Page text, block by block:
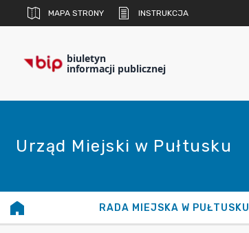
MAPA STRONY INSTRUKCJA
biuletyn
informacji publicznej
Urząd Miejski w Pułtusku
RADA MIEJSKA W PUŁTUSKU